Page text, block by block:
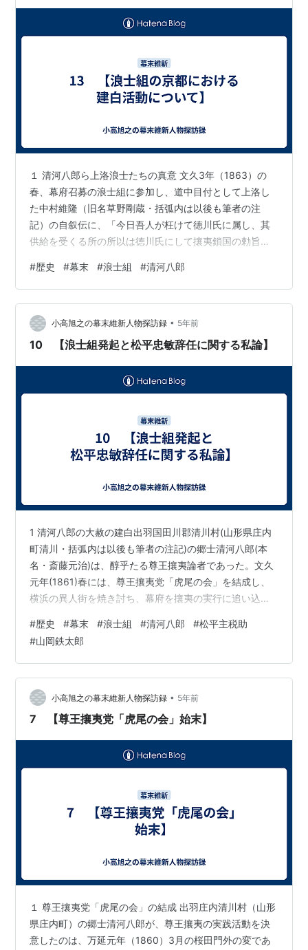
１ 清河八郎ら上洛浪士たちの真意 文久3年（1863）の
春、幕府召募の浪士組に参加し、道中目付として上洛し
た中村維隆（旧名草野剛蔵・括弧内は以後も筆者の注
記）の自叙伝に、「今日吾人が枉けて徳川氏に属し、其
供給を受くる所の所以は徳川氏にして攘夷鎖国の勅旨を
らんとする為なり」とある。また、浪士頭取扱清河八郎
が同志安積五郎に宛てた文久3年2月28日付けの書簡に
も、「於幕府攘夷之雄断相決候為、此方始別紙之通り罷
出今度山岡及池田其外旧同志トモ上京壬生寺ニ罷在
候」、と記されている。 幕府は万延元年（1860）10
#歴史 #幕末 #浪士組 #清河八郎
小高旭之の幕末維新人物探訪録 • 5年前
10 【浪士組発起と松平忠敏辞任に関する私論】
1 清河八郎の大赦の建白出羽国田川郡清川村(山形県庄内
町清川・括弧内は以後も筆者の注記)の郷士清河八郎(本
名・斎藤元治)は、醇乎たる尊王攘夷論者であった。文久
元年(1861)春には、尊王攘夷党「虎尾の会」を結成し、
横浜の異人街を焼き討ち、幕府を攘夷の実行に追い込も
こともあって、この画策は頓挫した。その後の清河は、
その年の冬には京都に上って田中河内介(綏猷)と謀議し、
九州を遊説して再度の攘夷挙兵を企てたが、これも翌年4
月の寺田屋事件で水疱に帰することとなった。 関西での
攘夷挙兵を断念した清河八郎は、今度は水戸の浪士を奮
起させて横浜を焼き討つため…
#歴史 #幕末 #浪士組 #清河八郎 #松平主税助
#山岡鉄太郎
小高旭之の幕末維新人物探訪録 • 5年前
7 【尊王攘夷党「虎尾の会」始末】
１ 尊王攘夷党「虎尾の会」の結成 出羽庄内清川村（山形
県庄内町）の郷士清河八郎が、尊王攘夷の実践活動を決
意したのは、万延元年（1860）3月の桜田門外の変であ